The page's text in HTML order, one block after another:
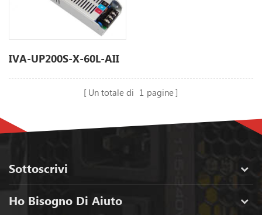
IVA-UP200S-X-60L-AII
Un totale di 1 pagine
Sottoscrivi
Ho Bisogno Di Aiuto